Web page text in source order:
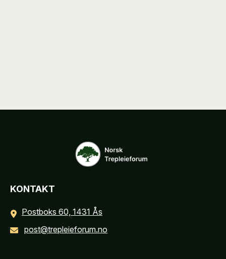
KONTAKT
Postboks 60, 1431 Ås
post@trepleieforum.no